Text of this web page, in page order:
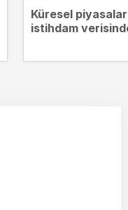
Küresel
istihdam